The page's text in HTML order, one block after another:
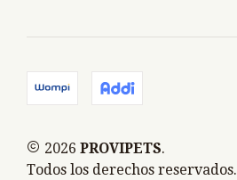
2026 PROVIPETS.
Todos los derechos reservados.